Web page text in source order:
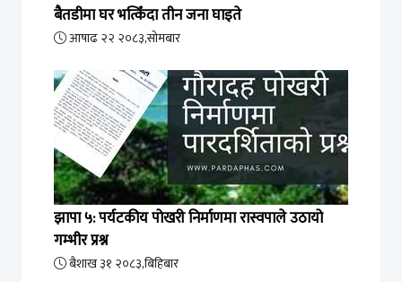
बैतडीमा घर भत्किँदा तीन जना घाइते
आषाढ २२ २०८३,सोमबार
झापा ५: पर्यटकीय पोखरी निर्माणमा रास्वपाले उठायो
गम्भीर प्रश्न
बैशाख ३१ २०८३,बिहिबार